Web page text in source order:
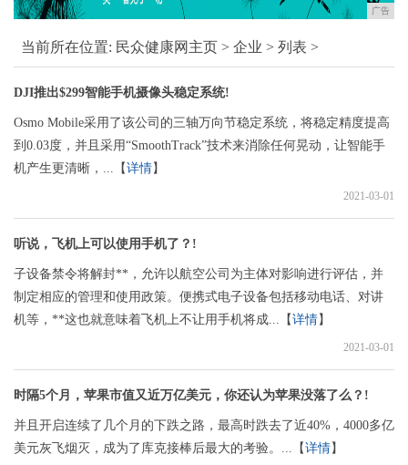
广告
当前所在位置: 民众健康网主页 > 企业 > 列表 >
DJI推出$299智能手机摄像头稳定系统!
Osmo Mobile采用了该公司的三轴万向节稳定系统，将稳定精度提高
到0.03度，并且采用“SmoothTrack”技术来消除任何晃动，让智能手
机产生更清晰，...【详情】
2021-03-01
听说，飞机上可以使用手机了？!
子设备禁令将解封**，允许以航空公司为主体对影响进行评估，并
制定相应的管理和使用政策。便携式电子设备包括移动电话、对讲
机等，**这也就意味着飞机上不让用手机将成...【详情】
2021-03-01
时隔5个月，苹果市值又近万亿美元，你还认为苹果没落了么？!
并且开启连续了几个月的下跌之路，最高时跌去了近40%，4000多亿
美元灰飞烟灭，成为了库克接棒后最大的考验。...【详情】